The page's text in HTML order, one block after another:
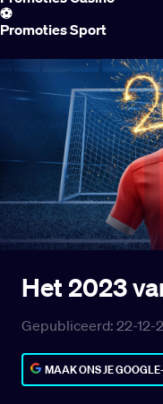
Het 2023
Gepubliceerd: 22-12-
MAAK ONS JE